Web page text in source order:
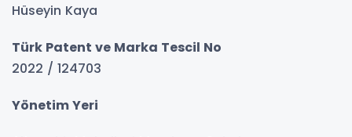
Hüseyin Kaya
Türk Patent ve Marka Tescil No
2022 / 124703
Yönetim Yeri